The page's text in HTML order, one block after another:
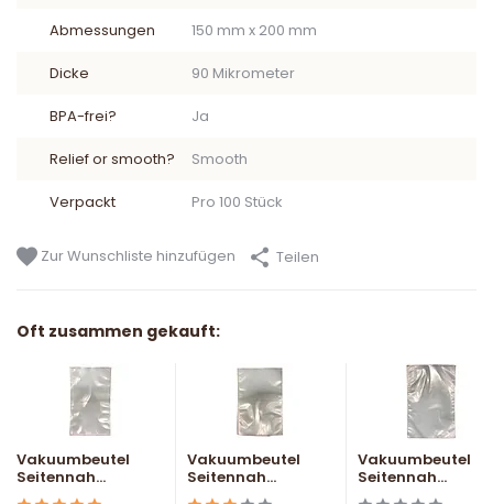
Abmessungen 150 mm x 200 mm
Dicke 90 Mikrometer
BPA-frei? Ja
Relief or smooth? Smooth
Verpackt Pro 100 Stück
Zur Wunschliste hinzufügen Teilen
Oft zusammen gekauft:
Vakuumbeutel
Seitennah...
Vakuumbeutel
Seitennah...
Vakuumbeutel
Seitennah...